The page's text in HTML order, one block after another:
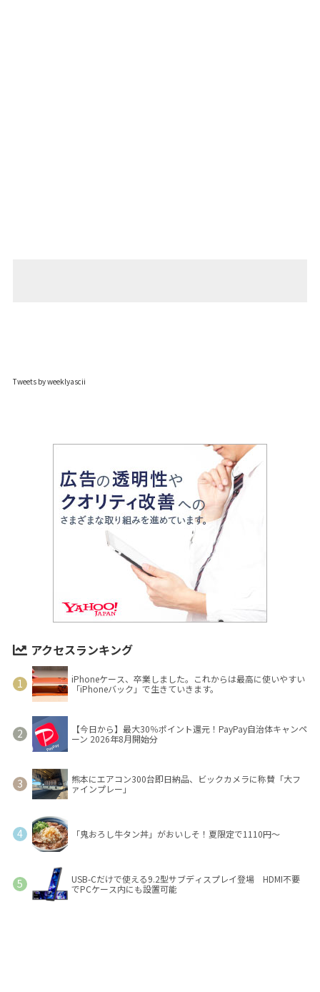
Tweets by weeklyascii
アクセスランキング
iPhoneケース、卒業しました。これからは最高に使いやすい
「iPhoneバック」で生きていきます。
【今日から】最大30％ポイント還元！PayPay自治体キャンペ
ーン 2026年8月開始分
熊本にエアコン300台即日納品、ビックカメラに称賛「大フ
ァインプレー」
「鬼おろし牛タン丼」がおいしそ！夏限定で1110円～
USB-Cだけで使える9.2型サブディスプレイ登場 HDMI不要
でPCケース内にも設置可能